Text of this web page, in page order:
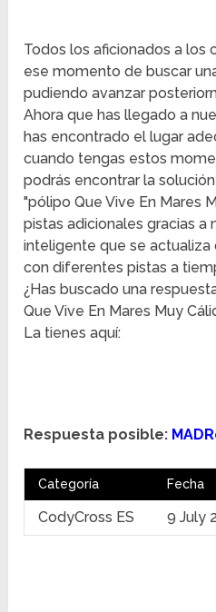
Todos los aficionados a los
ese momento de buscar
pudiendo avanzar
Ahora que has llegado a
has encontrado el lugar
cuando tengas estos
podrás encontrar la
"pólipo Que Vive En Mares
pistas adicionales gracias a
inteligente que se
con diferentes pistas a
¿Has buscado una
Que Vive En Mares Muy
La tienes aquí:
Respuesta posible:
Categoría Fecha
CodyCross ES 9 July